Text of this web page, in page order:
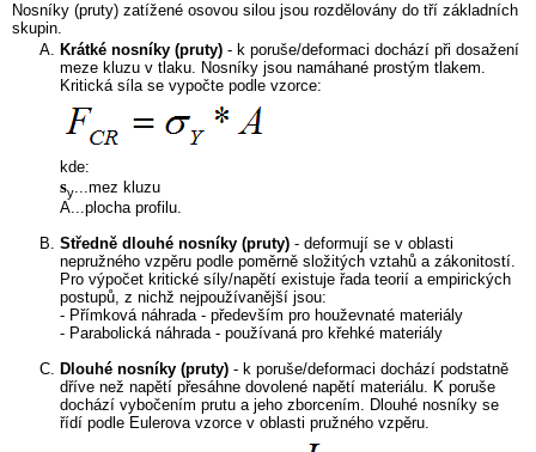
Nosníky (pruty) zatížené osovou silou jsou rozdělovány do tří základních
skupin.
Krátké nosníky (pruty) - k poruše/deformaci dochází při dosažení
meze kluzu v tlaku. Nosníky jsou namáhané prostým tlakem.
Kritická síla se vypočte podle vzorce:
kde:
sy
...mez kluzu
A...plocha profilu.
Středně dlouhé nosníky (pruty) - deformují se v oblasti
nepružného vzpěru podle poměrně složitých vztahů a zákonitostí.
Pro výpočet kritické síly/napětí existuje řada teorií a empirických
postupů, z nichž nejpoužívanější jsou:
- Přímková náhrada - především pro houževnaté materiály
- Parabolická náhrada - používaná pro křehké materiály
Dlouhé nosníky (pruty) - k poruše/deformaci dochází podstatně
dříve než napětí přesáhne dovolené napětí materiálu. K poruše
dochází vybočením prutu a jeho zborcením. Dlouhé nosníky se
řídí podle Eulerova vzorce v oblasti pružného vzpěru.